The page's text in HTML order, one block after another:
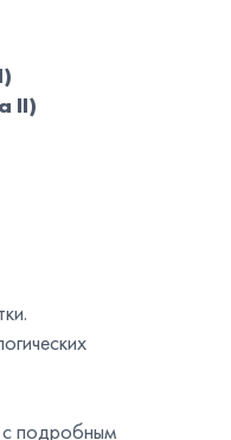
II)
с подробным